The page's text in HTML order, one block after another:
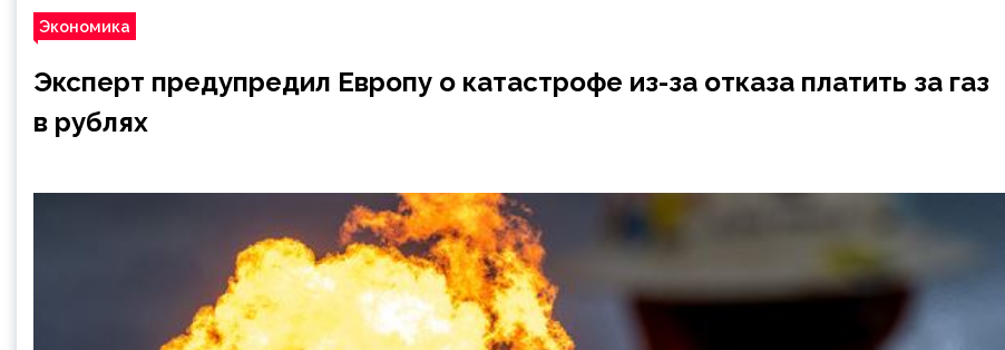
Экономика
Эксперт предупредил Европу о катастрофе из-за отказа платить за газ
в рублях